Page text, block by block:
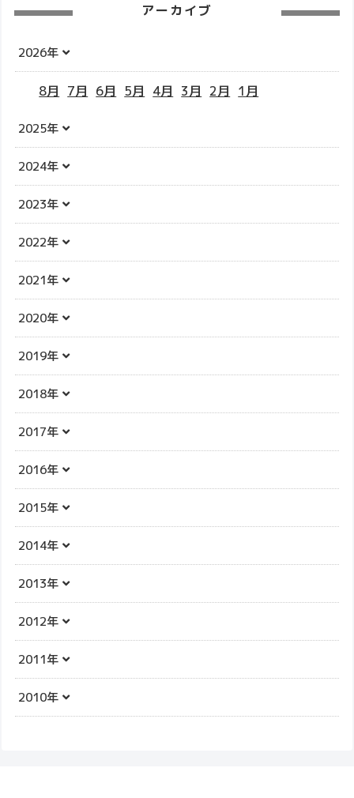
アーカイブ
2026年
8月 7月 6月 5月 4月 3月 2月 1月
2025年
2024年
2023年
2022年
2021年
2020年
2019年
2018年
2017年
2016年
2015年
2014年
2013年
2012年
2011年
2010年